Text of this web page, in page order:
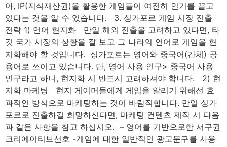
아, IP(지식재산권)을 활용한 게임들이 여전히 인기를 끌고
있다는 것을 알 수 있습니다. 3. 싱가포르 게임 시장 진출
전략 1) 언어 현지화 만일 해외 진출을 고려하고 있다면, 타
깃 국가 시장의 상황을 잘 보고 그 나라의 언어로 게임을 현
지화해야 할 것입니다. ​ 싱가포르는 영어와 중국어(간체) 공
용어로 쓰이고 있습니다. 단, 영어 사용 인구> 중국어 사용
인구라고 하니, 현지화 시 반드시 고려하셔야 합니다. 2) 현
지화 마케팅 현지 게이머들에게 게임을 알리기 위해선 효
과적인 방식으로 마케팅하는 것이 바람직합니다. 만일 싱가
포르로 진출하길 희망하신다면, 마케팅 컨텐츠 제작 시 다음
과 같은 사항을 참고 하십시오. ​ – 영어를 기반으로한 서구권
크리에이티브선호 -게임에 대한 일반적인 광고문구를 사용